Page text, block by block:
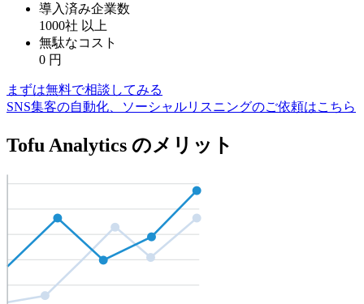
導入済み企業数
1000社 以上
無駄なコスト
0 円
まずは無料で相談してみる
SNS集客の自動化、ソーシャルリスニングのご依頼はこちら
Tofu Analytics のメリット